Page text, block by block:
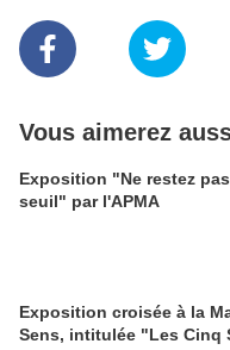
Vous aimerez
Exposition "Ne restez
seuil" par l'APMA
Exposition croisée à la
Sens, intitulée "Les Cinq